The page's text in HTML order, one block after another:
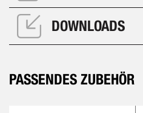
DOWNLOADS
PASSENDES ZUBEHÖR